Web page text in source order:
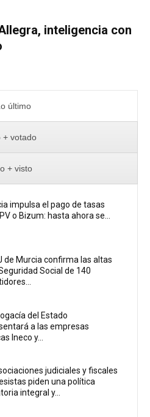
inteligencia con
último
+ votado
+ visto
impulsa el pago de tasas
o Bizum: hasta ahora se...
de Murcia confirma las altas
Social de 140
del Estado
a las empresas
Ineco y...
judiciales y fiscales
piden una política
integral y...